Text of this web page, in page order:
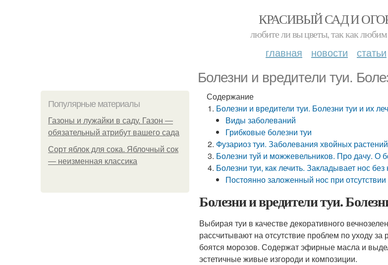
КРАСИВЫЙ САД И
любите ли вы цветы, так как
главная новости статьи
Болезни и вредители туи.
Популярные материалы
Газоны и лужайки в саду. Газон —
обязательный атрибут вашего сада
Сорт яблок для сока. Яблочный сок
— неизменная классика
Содержание
Болезни и вредители туи. Болезни туи и их
Виды заболеваний
Грибковые болезни туи
Фузариоз туи. Заболевания хвойных растений
Болезни туй и можжевельников. Про дачу. О
Болезни туи, как лечить. Закладывает нос
Постоянно заложенный нос при
Болезни и вредители туи.
Выбирая туи в качестве декоративного
рассчитывают на отсутствие проблем по уходу
боятся морозов. Содержат эфирные масла и
эстетичные живые изгороди и композиции.